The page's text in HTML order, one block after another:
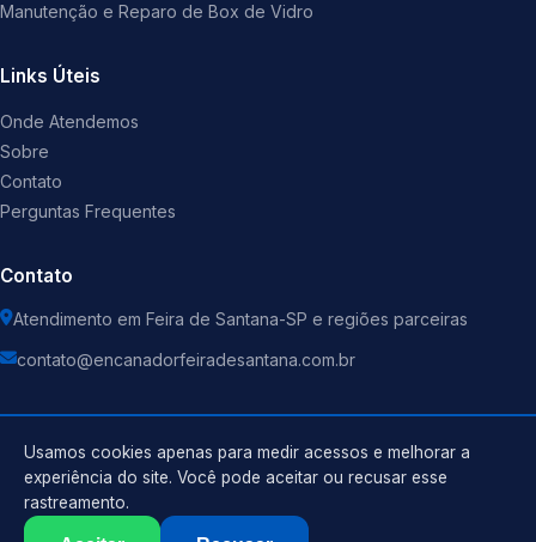
Manutenção e Reparo de Box de Vidro
Links Úteis
Onde Atendemos
Sobre
Contato
Perguntas Frequentes
Contato
Atendimento em Feira de Santana-SP e regiões parceiras
contato@encanadorfeiradesantana.com.br
2026 Encanador . Todos os direitos reservados.
Política de Privacidade
Termos de Uso
Usamos cookies apenas para medir acessos e melhorar a
experiência do site. Você pode aceitar ou recusar esse
rastreamento.